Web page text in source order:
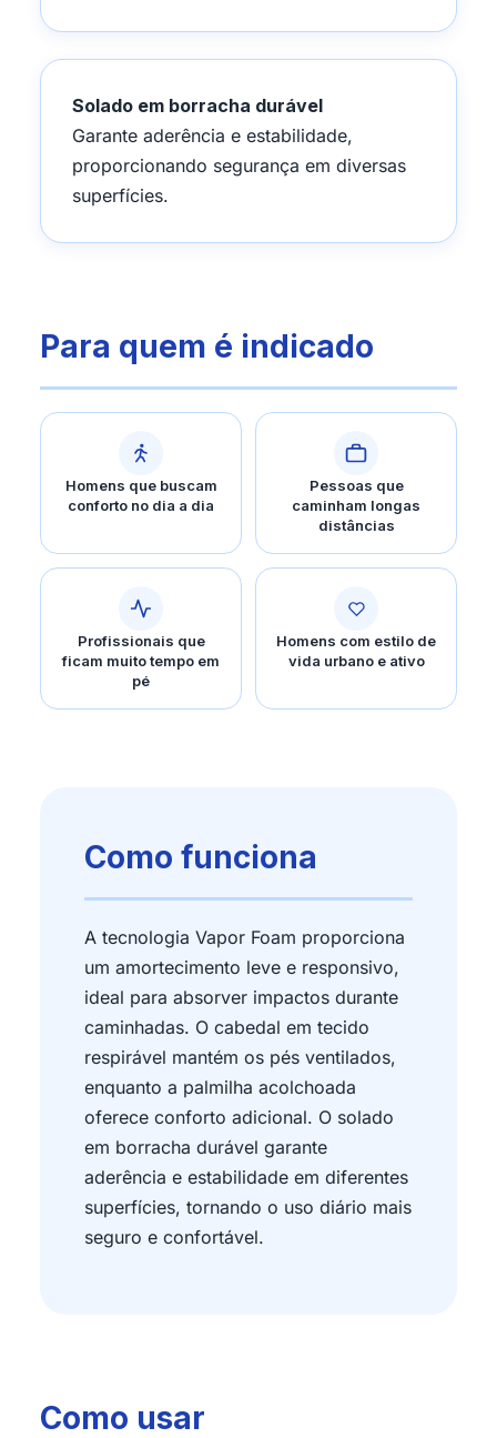
Solado em borracha durável
Garante aderência e estabilidade,
proporcionando segurança em diversas
superfícies.
Para quem é indicado
Homens que buscam
conforto no dia a dia
Pessoas que
caminham longas
distâncias
Profissionais que
ficam muito tempo em
pé
Homens com estilo de
vida urbano e ativo
Como funciona
A tecnologia Vapor Foam proporciona
um amortecimento leve e responsivo,
ideal para absorver impactos durante
caminhadas. O cabedal em tecido
respirável mantém os pés ventilados,
enquanto a palmilha acolchoada
oferece conforto adicional. O solado
em borracha durável garante
aderência e estabilidade em diferentes
superfícies, tornando o uso diário mais
seguro e confortável.
Como usar